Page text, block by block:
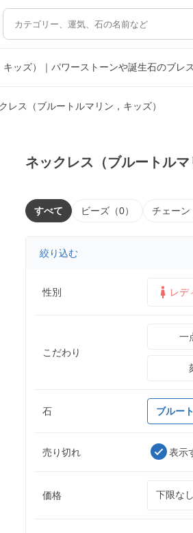
ッズ）｜パワーストーンや誕生石のブレ
レス（ブルートルマリン，キッズ）
ネックレス（ブルートルマ
すべて ビーズ（0） チェーン
絞り込む
性別 レデ
こだわり
一
石 ブルー
売り切れ 表示
価格